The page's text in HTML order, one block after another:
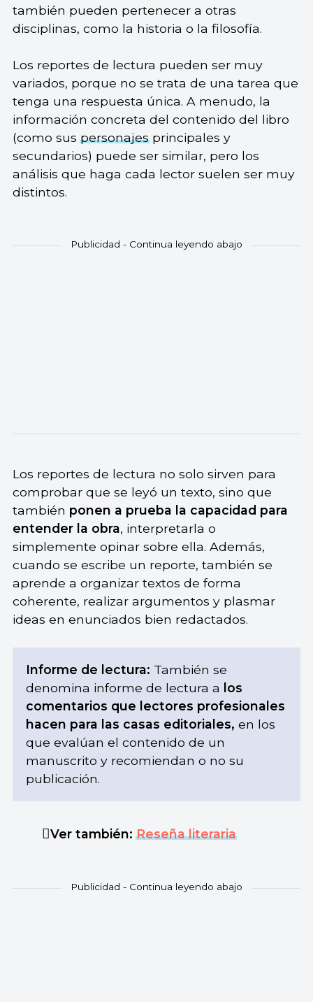
también pueden pertenecer a otras
disciplinas, como la historia o la filosofía.
Los reportes de lectura pueden ser muy
variados, porque no se trata de una tarea que
tenga una respuesta única. A menudo, la
información concreta del contenido del libro
(como suspersonajesprincipales y
secundarios) puede ser similar, pero los
análisis que haga cada lector suelen ser muy
distintos.
Los reportes de lectura no solo sirven para
comprobar que se leyó un texto, sino que
también ponen a prueba la capacidad para
entender la obra, interpretarla o
simplemente opinar sobre ella. Además,
cuando se escribe un reporte, también se
aprende a organizar textos de forma
coherente, realizar argumentos y plasmar
ideas en enunciados bien redactados.
Informe de lectura: También se
denomina informe de lectura a
los
comentarios que lectores profesionales
hacen para las casas editoriales, en los
que evalúan el contenido de un
manuscrito y recomiendan o no su
publicación.
Ver también:Reseña literaria